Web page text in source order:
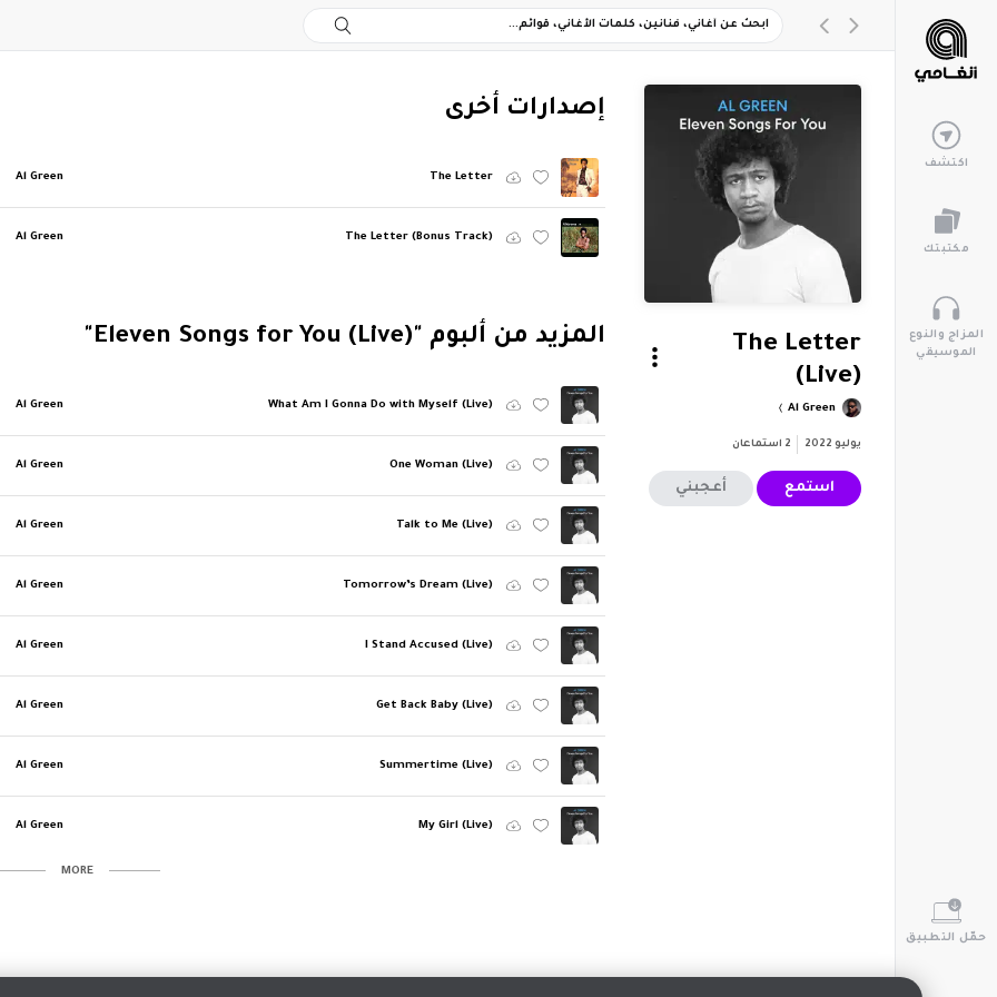
اكتشف
مكتبتك
المزاج والنوع
الموسيقي
حمّل التطبيق
The Letter
(Live)
Al Green
يوليو 2022 2 استماعان
استمع أعجبني
‏إصدارات أخرى
The Letter
Al Green
The Letter (Bonus Track)
Al Green
‏المزيد من ألبوم "Eleven Songs for You (Live)"
What Am I Gonna Do with Myself (Live)
Al Green
One Woman (Live)
Al Green
Talk to Me (Live)
Al Green
Tomorrow’s Dream (Live)
Al Green
I Stand Accused (Live)
Al Green
Get Back Baby (Live)
Al Green
Summertime (Live)
Al Green
My Girl (Live)
Al Green
MORE